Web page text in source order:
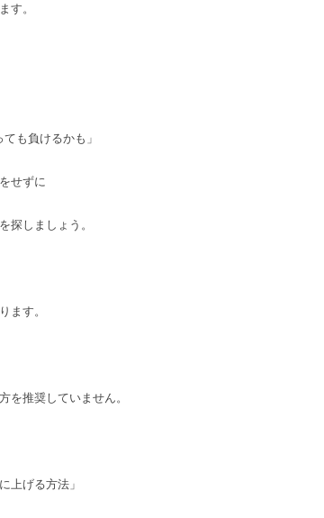
す。
も負けるかも」
せずに
探しましょう。
ます。
を推奨していません。
上げる方法」